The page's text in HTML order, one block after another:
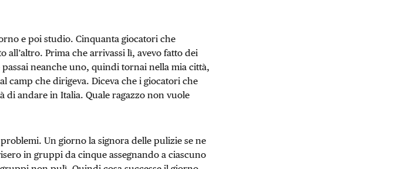
e poi studio. Cinquanta giocatori che
all’altro. Prima che arrivassi lì, avevo fatto dei
neanche uno, quindi tornai nella mia città,
camp che dirigeva. Diceva che i giocatori che
di andare in Italia. Quale ragazzo non vuole
Un giorno la signora delle pulizie se ne
in gruppi da cinque assegnando a ciascuno